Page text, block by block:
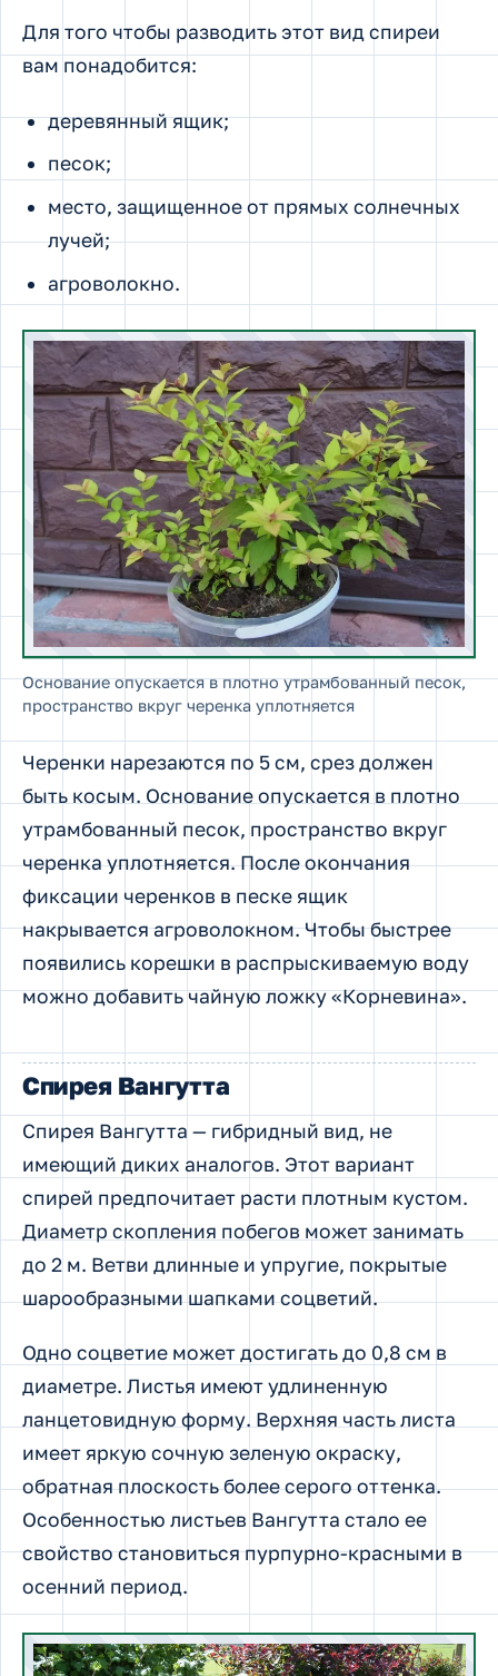
Для того чтобы разводить этот вид спиреи
вам понадобится:
деревянный ящик;
песок;
место, защищенное от прямых солнечных
лучей;
агроволокно.
Основание опускается в плотно утрамбованный песок,
пространство вкруг черенка уплотняется
Черенки нарезаются по 5 см, срез должен
быть косым. Основание опускается в плотно
утрамбованный песок, пространство вкруг
черенка уплотняется. После окончания
фиксации черенков в песке ящик
накрывается агроволокном. Чтобы быстрее
появились корешки в распрыскиваемую воду
можно добавить чайную ложку «Корневина».
Спирея Вангутта
Спирея Вангутта — гибридный вид, не
имеющий диких аналогов. Этот вариант
спирей предпочитает расти плотным кустом.
Диаметр скопления побегов может занимать
до 2 м. Ветви длинные и упругие, покрытые
шарообразными шапками соцветий.
Одно соцветие может достигать до 0,8 см в
диаметре. Листья имеют удлиненную
ланцетовидную форму. Верхняя часть листа
имеет яркую сочную зеленую окраску,
обратная плоскость более серого оттенка.
Особенностью листьев Вангутта стало ее
свойство становиться пурпурно-красными в
осенний период.